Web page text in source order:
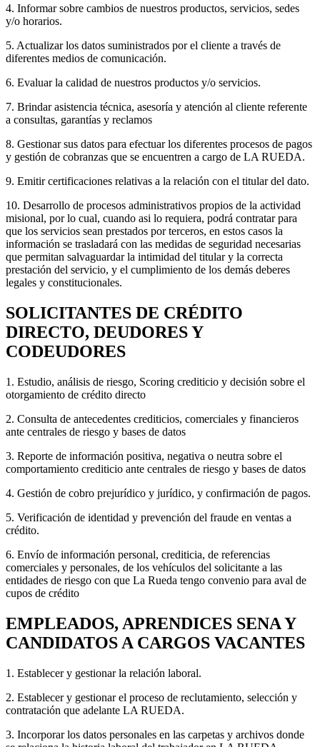
4. Informar sobre cambios de nuestros productos, servicios, sedes
y/o horarios.
5. Actualizar los datos suministrados por el cliente a través de
diferentes medios de comunicación.
6. Evaluar la calidad de nuestros productos y/o servicios.
7. Brindar asistencia técnica, asesoría y atención al cliente referente
a consultas, garantías y reclamos
8. Gestionar sus datos para efectuar los diferentes procesos de pagos
y gestión de cobranzas que se encuentren a cargo de LA RUEDA.
9. Emitir certificaciones relativas a la relación con el titular del dato.
10. Desarrollo de procesos administrativos propios de la actividad
misional, por lo cual, cuando asi lo requiera, podrá contratar para
que los servicios sean prestados por terceros, en estos casos la
información se trasladará con las medidas de seguridad necesarias
que permitan salvaguardar la intimidad del titular y la correcta
prestación del servicio, y el cumplimiento de los demás deberes
legales y constitucionales.
SOLICITANTES DE CRÉDITO
DIRECTO, DEUDORES Y
CODEUDORES
1. Estudio, análisis de riesgo, Scoring crediticio y decisión sobre el
otorgamiento de crédito directo
2. Consulta de antecedentes crediticios, comerciales y financieros
ante centrales de riesgo y bases de datos
3. Reporte de información positiva, negativa o neutra sobre el
comportamiento crediticio ante centrales de riesgo y bases de datos
4. Gestión de cobro prejurídico y jurídico, y confirmación de pagos.
5. Verificación de identidad y prevención del fraude en ventas a
crédito.
6. Envío de información personal, crediticia, de referencias
comerciales y personales, de los vehículos del solicitante a las
entidades de riesgo con que La Rueda tengo convenio para aval de
cupos de crédito
EMPLEADOS, APRENDICES SENA Y
CANDIDATOS A CARGOS VACANTES
1. Establecer y gestionar la relación laboral.
2. Establecer y gestionar el proceso de reclutamiento, selección y
contratación que adelante LA RUEDA.
3. Incorporar los datos personales en las carpetas y archivos donde